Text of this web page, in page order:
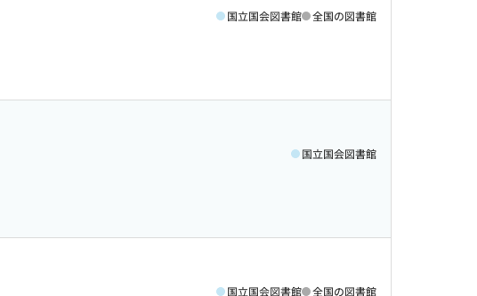
国立国会図書館 全国の図書館
国立国会図書館
国立国会図書館 全国の図書館